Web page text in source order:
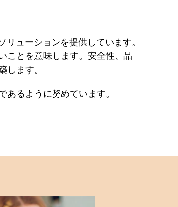
ューションを提供しています。
ことを意味します。安全性、品
ます。
るように努めています。